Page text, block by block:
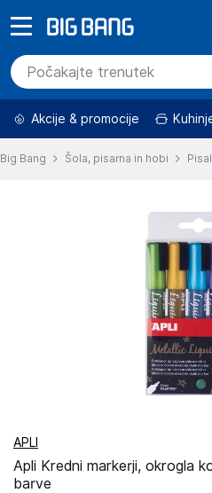
Akcije & promocije
Big Bang Šola, pisarna in hobi
APLI
Apli Kredni markerji, okrogla
barve